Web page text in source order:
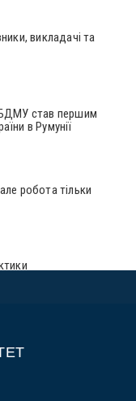
викладачі та
став першим
в Румунії
робота тільки